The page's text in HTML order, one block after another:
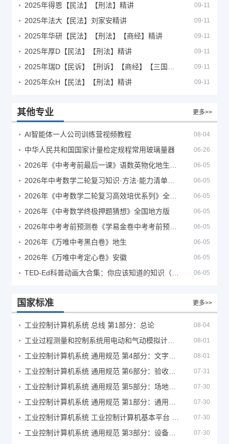
2025年得恩【民法】【刑法】精讲 09-11
2025年法大【民法】刘家安精讲 09-11
2025年华研【民法】【刑法】【商经】精讲 09-11
2025年厚D【民法】【刑法】精讲 09-11
09-11
2025年众H【民法】【刑法】精讲 09-11
其他专业 更多>>
AI智能体一人公司训练营视频教程 08-04
中华人民共和国国家计量检定规程常用玻璃量器 06-26
06-05
06-05
06-05
2026年《中考数学终极押题猜想》全国地方版 06-05
06-05
2026年《万唯中考黑白卷》地生 06-05
2026年《万唯中考定心卷》安徽 06-05
06-05
国家标准 更多>>
工业控制计算机系统 总线 第1部分：总论 08-04
08-01
08-01
07-31
07-30
07-30
07-30
07-30